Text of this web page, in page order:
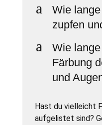
a
Wie
zupfen
a
Wie
Färbung
und
Hast du vielleicht
aufgelistet sind?